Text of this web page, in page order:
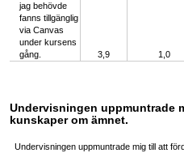
jag behövde
fanns tillgänglig
via Canvas
under kursens
gång.
3,9 1,0
Undervisningen uppmuntrade
kunskaper om ämnet.
Undervisningen uppmuntrade mig till att